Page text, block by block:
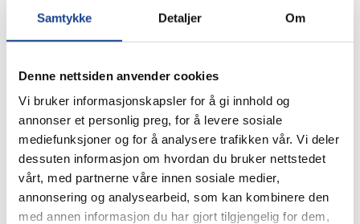
Samtykke Detaljer Om
Denne nettsiden anvender cookies
Vi bruker informasjonskapsler for å gi innhold og
annonser et personlig preg, for å levere sosiale
mediefunksjoner og for å analysere trafikken vår. Vi deler
dessuten informasjon om hvordan du bruker nettstedet
vårt, med partnerne våre innen sosiale medier,
annonsering og analysearbeid, som kan kombinere den
med annen informasjon du har gjort tilgjengelig for dem,
Les mer